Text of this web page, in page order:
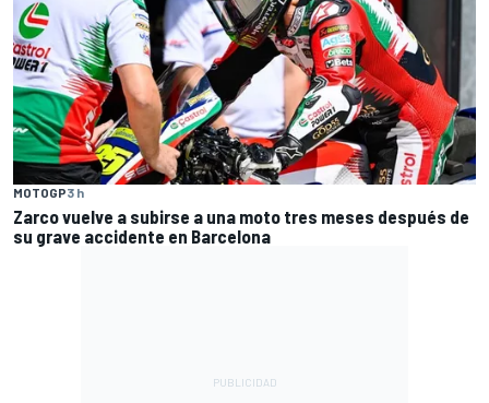
MOTOGP3 h
Zarco vuelve a subirse a una moto tres meses después de
su grave accidente en Barcelona